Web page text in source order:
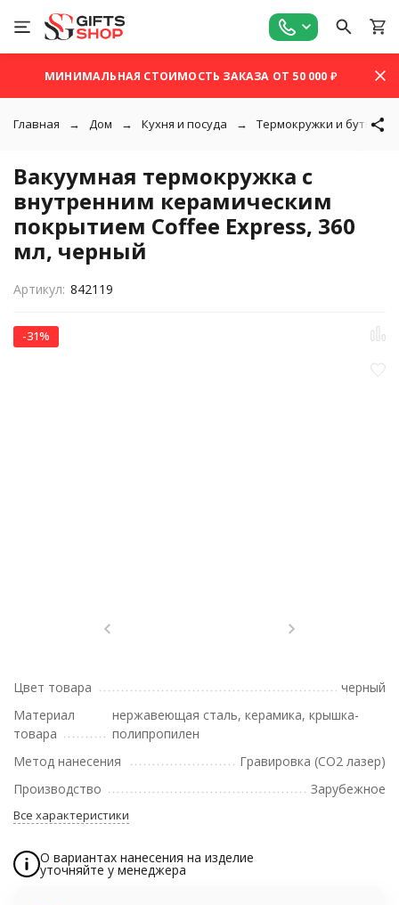
МИНИМАЛЬНАЯ СТОИМОСТЬ ЗАКАЗА ОТ 50 000 ₽
Главная Дом Кухня и посуда Термокружки и бутылки
Вакуумная термокружка с
внутренним керамическим
покрытием Coffee Express, 360
мл, черный
Артикул: 842119
-31%
Цвет товара
черный
Материал
товара
нержавеющая сталь, керамика, крышка-
полипропилен
Метод нанесения
Гравировка (CO2 лазер)
Производство
Зарубежное
Все характеристики
О вариантах нанесения на изделие
уточняйте у менеджера